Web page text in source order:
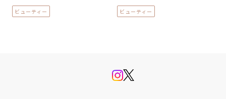
ビューティー ビューティー